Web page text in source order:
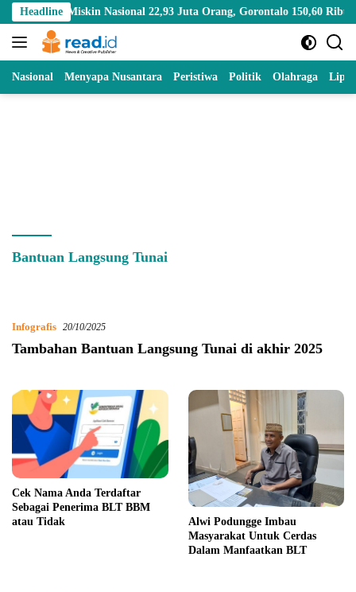
Skip
to
content
Headline
Miskin Nasional 22,93 Juta Orang, Gorontalo 150,60 Ribu Jiwa
Nasional Menyapa Nusantara Peristiwa Politik Olahraga
Bantuan Langsung Tunai
Infografis 20/10/2025
Tambahan Bantuan Langsung Tunai di akhir 2025
Cek Nama Anda Terdaftar
Sebagai Penerima BLT BBM
atau Tidak
Alwi Podungge Imbau
Masyarakat Untuk Cerdas
Dalam Manfaatkan BLT